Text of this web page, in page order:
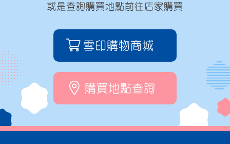
或是查詢購買地點前往店家購買
雪印購物商城
購買地點查詢